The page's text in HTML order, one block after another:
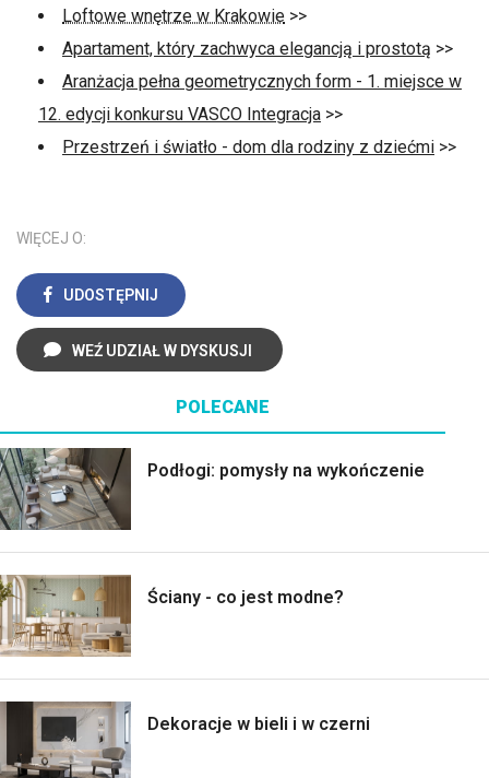
Loftowe wnętrze w Krakowie >>
Apartament, który zachwyca elegancją i prostotą >>
Aranżacja pełna geometrycznych form - 1. miejsce w
12. edycji konkursu VASCO Integracja >>
Przestrzeń i światło - dom dla rodziny z dziećmi >>
WIĘCEJ O:
UDOSTĘPNIJ
WEŹ UDZIAŁ W DYSKUSJI
POLECANE
Podłogi: pomysły na wykończenie
Ściany - co jest modne?
Dekoracje w bieli i w czerni